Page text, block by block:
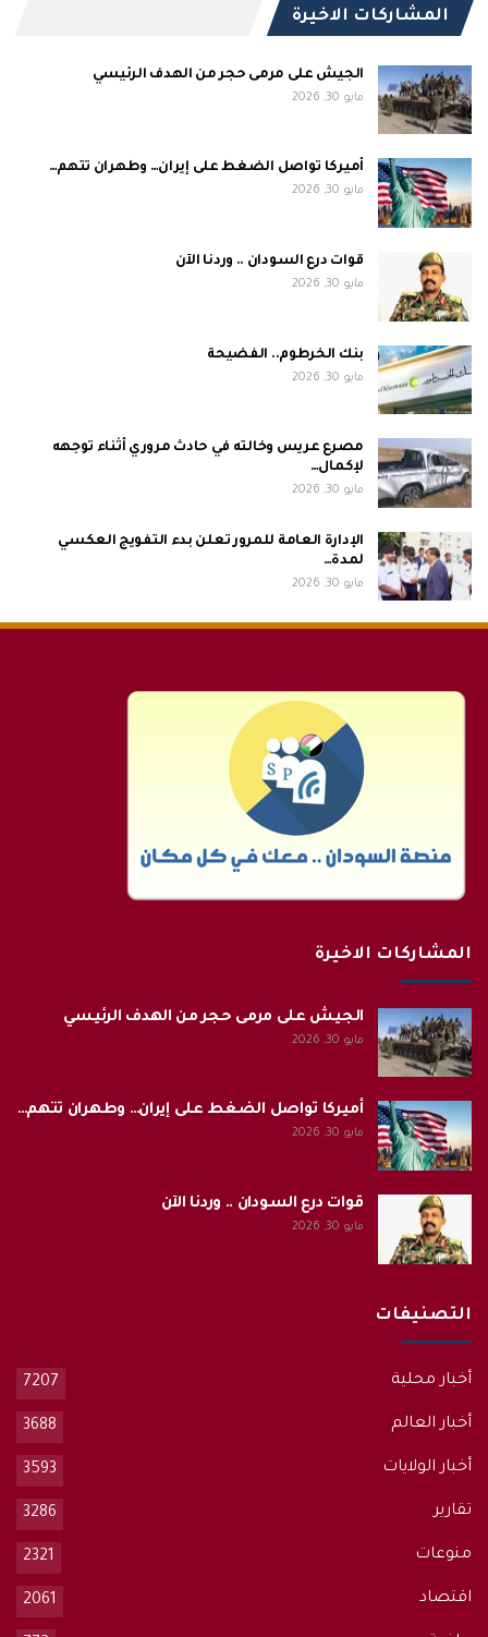
المشاركات الاخيرة
الجيش على مرمى حجر من الهدف الرئيسي
مايو 30, 2026
أميركا تواصل الضغط على إيران… وطهران تتهم…
مايو 30, 2026
قوات درع السودان .. وردنا الآن
مايو 30, 2026
بنك الخرطوم.. الفضيحة
مايو 30, 2026
مصرع عريس وخالته في حادث مروري أثناء توجهه
لإكمال…
مايو 30, 2026
الإدارة العامة للمرور تعلن بدء التفويج العكسي
لمدة…
مايو 30, 2026
المشاركات الاخيرة
الجيش على مرمى حجر من الهدف الرئيسي
مايو 30, 2026
أميركا تواصل الضغط على إيران… وطهران تتهم…
مايو 30, 2026
قوات درع السودان .. وردنا الآن
مايو 30, 2026
التصنيفات
أخبار محلية 7207
أخبار العالم 3688
أخبار الولايات 3593
تقارير 3286
منوعات 2321
اقتصاد 2061